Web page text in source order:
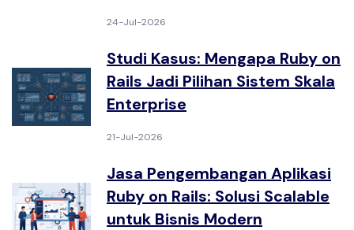
24-Jul-2026
Studi Kasus: Mengapa Ruby on
Rails Jadi Pilihan Sistem Skala
Enterprise
21-Jul-2026
Jasa Pengembangan Aplikasi
Ruby on Rails: Solusi Scalable
untuk Bisnis Modern